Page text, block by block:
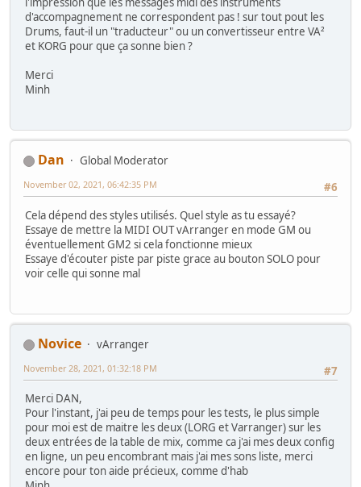
d'accompagnement ne correspondent pas ! sur tout pout les
Drums, faut-il un "traducteur" ou un convertisseur entre VA²
et KORG pour que ça sonne bien ?
Merci
Minh
Dan
Global Moderator
#6
November 02, 2021, 06:42:35 PM
Cela dépend des styles utilisés. Quel style as tu essayé?
Essaye de mettre la MIDI OUT vArranger en mode GM ou
éventuellement GM2 si cela fonctionne mieux
Essaye d'écouter piste par piste grace au bouton SOLO pour
voir celle qui sonne mal
Novice
vArranger
#7
November 28, 2021, 01:32:18 PM
Merci DAN,
Pour l'instant, j'ai peu de temps pour les tests, le plus simple
pour moi est de maitre les deux (LORG et Varranger) sur les
deux entrées de la table de mix, comme ca j'ai mes deux config
en ligne, un peu encombrant mais j'ai mes sons liste, merci
encore pour ton aide précieux, comme d'hab